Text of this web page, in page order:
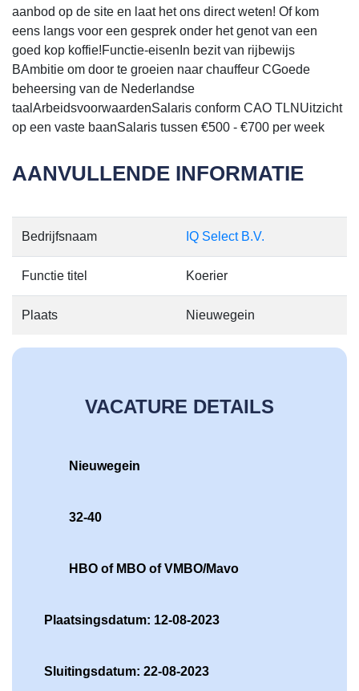
aanbod op de site en laat het ons direct weten! Of kom
eens langs voor een gesprek onder het genot van een
goed kop koffie!Functie-eisenIn bezit van rijbewijs
BAmbitie om door te groeien naar chauffeur CGoede
beheersing van de Nederlandse
taalArbeidsvoorwaardenSalaris conform CAO TLNUitzicht
op een vaste baanSalaris tussen €500 - €700 per week
AANVULLENDE INFORMATIE
Bedrijfsnaam IQ Select B.V.
Functie titel Koerier
Plaats Nieuwegein
VACATURE DETAILS
Nieuwegein
32-40
HBO of MBO of VMBO/Mavo
Plaatsingsdatum: 12-08-2023
Sluitingsdatum: 22-08-2023